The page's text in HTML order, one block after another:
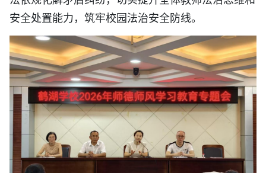
安全处置能力，筑牢校园法治安全防线。